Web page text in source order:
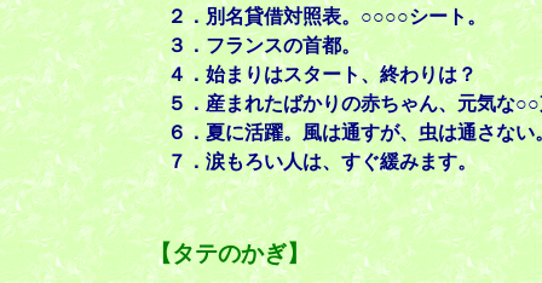
２．別名貸借対照表。○○○○シート。
３．フランスの首都。
４．始まりはスタート、終わりは？
５．産まれたばかりの赤ちゃん、元気な
６．夏に活躍。風は通すが、虫は通さない
７．涙もろい人は、すぐ緩みます。
【タテのかぎ】